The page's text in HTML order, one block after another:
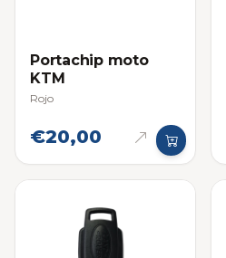
Portachip moto
KTM
Rojo
€20,00